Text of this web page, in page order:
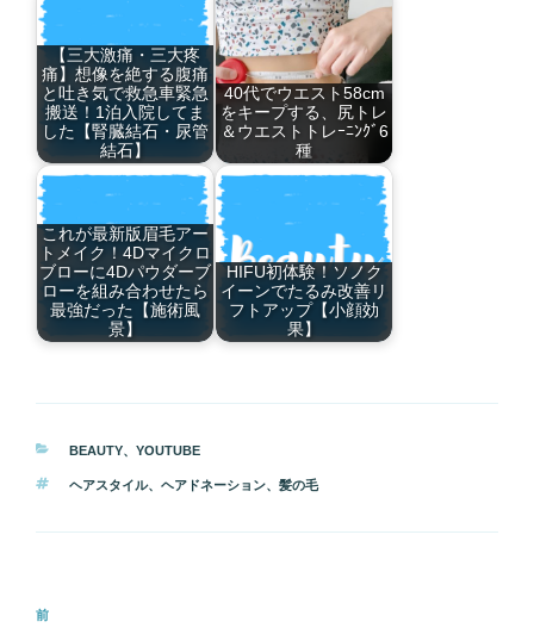
【三大激痛・三大疼
痛】想像を絶する腹痛
と吐き気で救急車緊急
搬送！1泊入院してま
した【腎臓結石・尿管
結石】
40代でウエスト58cm
をキープする、尻トレ
＆ウエストトレｰﾆﾝｸﾞ6
種
これが最新版眉毛アー
トメイク！4Dマイクロ
ブローに4Dパウダーブ
ローを組み合わせたら
最強だった【施術風
景】
HIFU初体験！ソノク
イーンでたるみ改善リ
フトアップ【小顔効
果】
カ
ゴ
ー
BEAUTY、 YOUTUBE
タ
ヘアスタイル、 ヘアドネーション、 髪の毛
投
前
前